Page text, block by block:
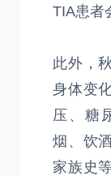
TIA患者
此外，
身体变
压、糖
烟、饮
家族史